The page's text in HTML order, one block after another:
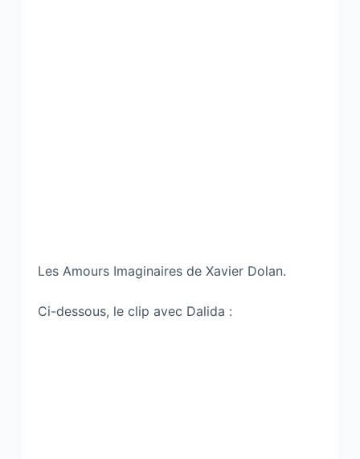
Les Amours Imaginaires de Xavier Dolan.
Ci-dessous, le clip avec Dalida :